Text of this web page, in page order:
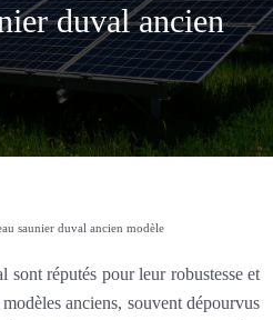
duval ancien
saunier duval ancien modèle
sont réputés pour leur robustesse et
anciens, souvent dépourvus